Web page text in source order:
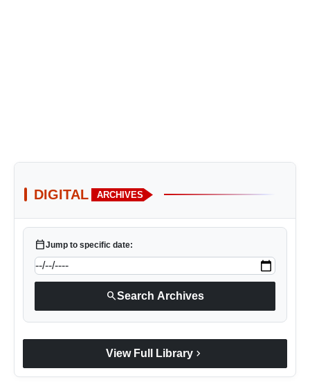
DIGITAL ARCHIVES
calendar_todayJump to specific date:
searchSearch Archives
View Full Library chevron_right